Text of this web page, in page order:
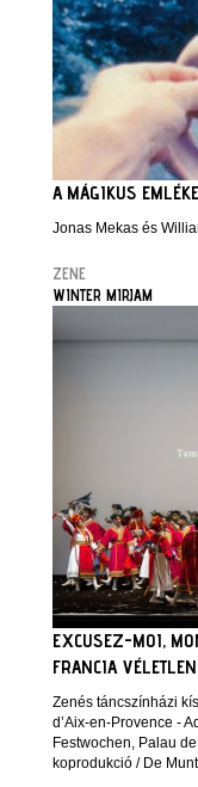
A MÁGIKUS
Jonas Mekas és
ZENE
WINTER MIRJAM
EXCUSEZ-MOI,
FRANCIA
Zenés táncszínházi
d’Aix-en-Provence -
Festwochen, Palau
koprodukció / De